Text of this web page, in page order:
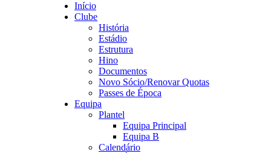
Início
Clube
História
Estádio
Estrutura
Hino
Documentos
Novo Sócio/Renovar Quotas
Passes de Época
Equipa
Plantel
Equipa Principal
Equipa B
Calendário